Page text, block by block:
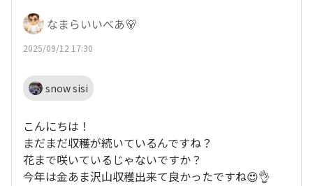
なまらいいべあ🐻
2025/09/12 17:30
snow sisi
こんにちは！
まだまだ収穫が続いているんですね？
花まで咲いているじゃないですか？
今年は金あま沢山収穫出来て良かったですね😍👌